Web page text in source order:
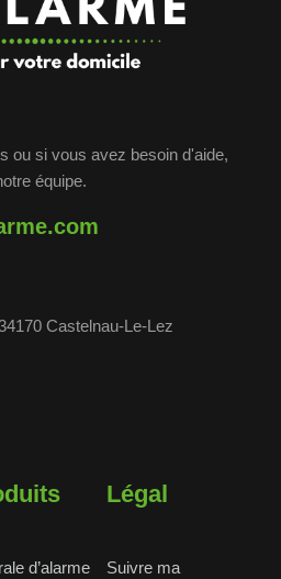
ou si vous avez besoin d'aide,
équipe.
Castelnau-Le-Lez
d’alarme
Légal
Suivre ma